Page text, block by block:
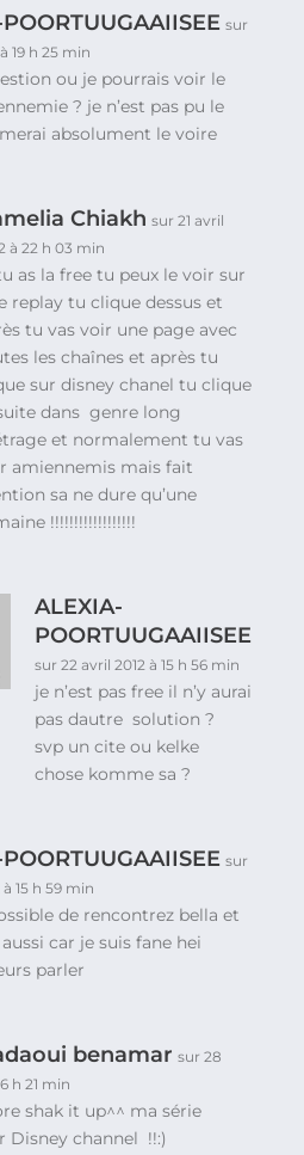
sur
19 h 25 min
ou je pourrais voir le
? je n’est pas pu le
absolument le voire
Chiakh sur 21 avril
à 22 h 03 min
as la free tu peux le voir sur
replay tu clique dessus et
tu vas voir une page avec
les chaînes et après tu
sur disney chanel tu clique
dans genre long
et normalement tu vas
amiennemis mais fait
sa ne dure qu’une
!!!!!!!!!!!!!!!!!!
ALEXIA-
POORTUUGAAIISEE
sur 22 avril 2012 à 15 h 56 min
je n’est pas free il n’y aurai
pas dautre solution ?
svp un cite ou kelke
chose komme sa ?
sur
15 h 59 min
de rencontrez bella et
car je suis fane hei
parler
benamar sur 28
h 21 min
shak it up^^ ma série
Disney channel !!:)